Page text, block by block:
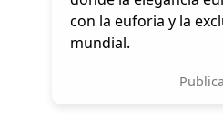
con la euforia y la
mundial.